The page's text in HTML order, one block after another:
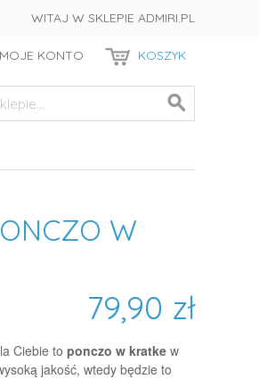
WITAJ W SKLEPIE ADMIRI.PL
MOJE KONTO KOSZYK
W
79,90 zł
Ciebie to ponczo w kratke w
jakość, wtedy będzie to